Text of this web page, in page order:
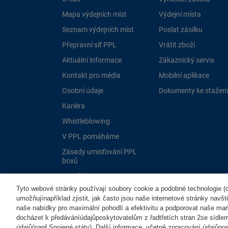
Mapa výdejních míst
Seznam výdejních míst
Přepravní síť PPL
Aktuální informace
Kontakt pro média
Osobní údaje
Kariéra
Whistleblowing
V PPL pomáháme
Zásady umisťování PPL
boxů
Dotační programy EU
Výdejní místa
Poslat zásilku
Vrátit zboží
Zákaznický servis
Mobilní aplikace
Dokumenty ke stažení
Tyto webové stránky používají soubory cookie a podobné technologie
umožňujínapříklad zjistit, jak často jsou naše internetové stránky
naše nabídky pro maximální pohodlí a efektivitu a podporovat naše
docházet k předáváníúdajůposkytovatelům z řadtřetích stran 2se